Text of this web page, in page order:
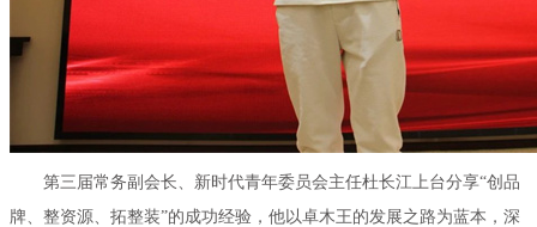
第三届常务副会长、新时代青年委员会主任杜长江上台分享“创品
牌、整资源、拓整装”的成功经验，他以卓木王的发展之路为蓝本，深